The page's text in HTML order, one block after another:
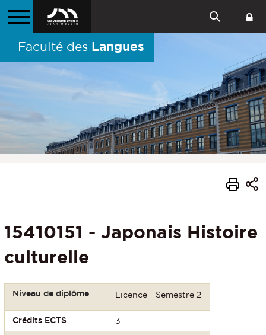
Faculté des Langues
15410151 - Japonais Histoire
culturelle
Niveau de diplôme Licence - Semestre 2
Crédits ECTS 3